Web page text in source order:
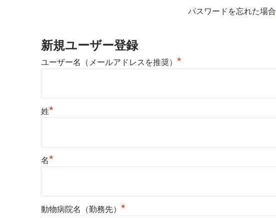
パスワードを忘れた場合
新規ユーザー登録
ユーザー名（メールアドレスを推奨） *
姓*
名*
動物病院名（勤務先） *